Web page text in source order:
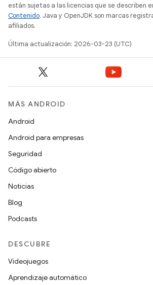
están sujetas a las licencias que se describen
Contenido. Java y OpenJDK son marcas
afiliados.
Última actualización: 2026-03-23 (UTC)
MÁS ANDROID
Android
Android para empresas
Seguridad
Código abierto
Noticias
Blog
Podcasts
DESCUBRE
Videojuegos
Aprendizaje automático